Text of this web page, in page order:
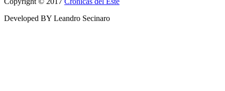
Developed BY Leandro Secinaro